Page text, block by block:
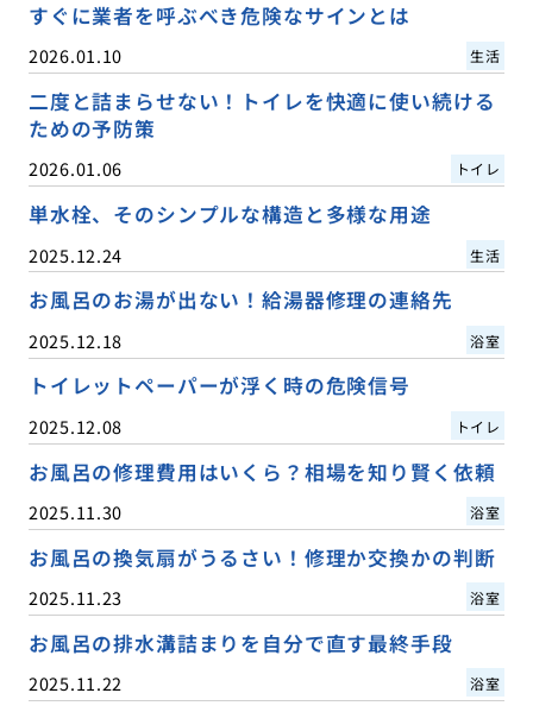
すぐに業者を呼ぶべき危険なサインとは
2026.01.10 生活
二度と詰まらせない！トイレを快適に使い続ける
ための予防策
2026.01.06 トイレ
単水栓、そのシンプルな構造と多様な用途
2025.12.24 生活
お風呂のお湯が出ない！給湯器修理の連絡先
2025.12.18 浴室
トイレットペーパーが浮く時の危険信号
2025.12.08 トイレ
お風呂の修理費用はいくら？相場を知り賢く依頼
2025.11.30 浴室
お風呂の換気扇がうるさい！修理か交換かの判断
2025.11.23 浴室
お風呂の排水溝詰まりを自分で直す最終手段
2025.11.22 浴室